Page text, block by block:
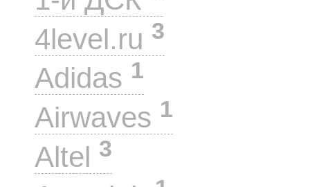
4level.ru 3
Adidas 1
Airwaves 1
Altel 3